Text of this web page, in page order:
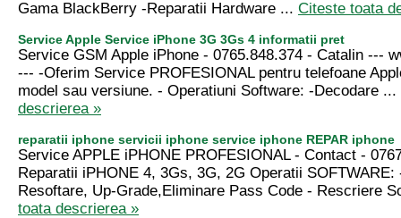
Gama BlackBerry -Reparatii Hardware ... Citeste toata
Service Apple Service iPhone 3G 3Gs 4 informatii pret
Service GSM Apple iPhone - 0765.848.374 - Catalin ---
--- -Oferim Service PROFESIONAL pentru telefoane
model sau versiune. - Operatiuni Software: -Decodare ...
descrierea »
reparatii iphone servicii iphone service iphone REPAR iphone
Service APPLE iPHONE PROFESIONAL - Contact -
Reparatii iPHONE 4, 3Gs, 3G, 2G Operatii SOFTWARE:
Resoftare, Up-Grade,Eliminare Pass Code - Rescriere
toata descrierea »